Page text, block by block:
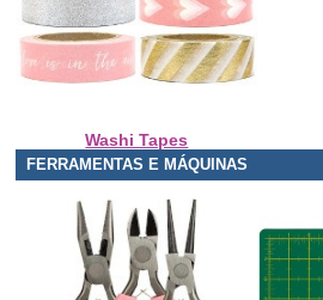
Washi Tapes
FERRAMENTAS E MÁQUINAS